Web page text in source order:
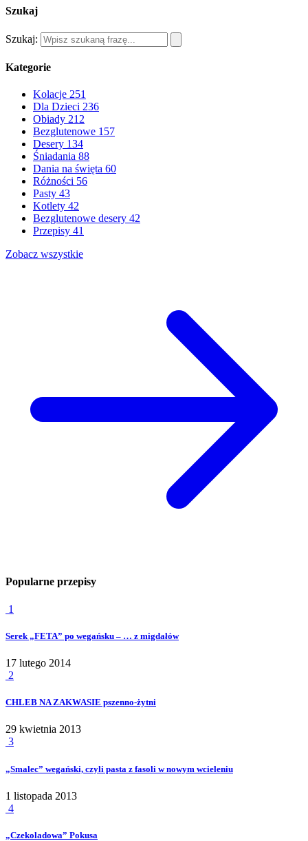
Szukaj
Szukaj:
Kategorie
Kolacje 251
Dla Dzieci 236
Obiady 212
Bezglutenowe 157
Desery 134
Śniadania 88
Dania na święta 60
Różności 56
Pasty 43
Kotlety 42
Bezglutenowe desery 42
Przepisy 41
Zobacz wszystkie
Popularne przepisy
1
Serek „FETA” po wegańsku – … z migdałów
17 lutego 2014
2
CHLEB NA ZAKWASIE pszenno-żytni
29 kwietnia 2013
3
„Smalec” wegański, czyli pasta z fasoli w nowym wcieleniu
1 listopada 2013
4
„Czekoladowa” Pokusa